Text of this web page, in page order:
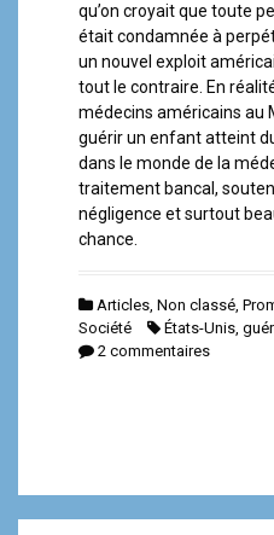
qu’on croyait que toute
était condamnée à
un nouvel exploit
tout le contraire. En
médecins américains au
guérir un enfant atteint
dans le monde de la
traitement bancal,
négligence et surtout
chance.
Articles, Non classé,
Société
États-Unis,
2 commentaires